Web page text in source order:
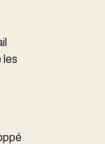
les